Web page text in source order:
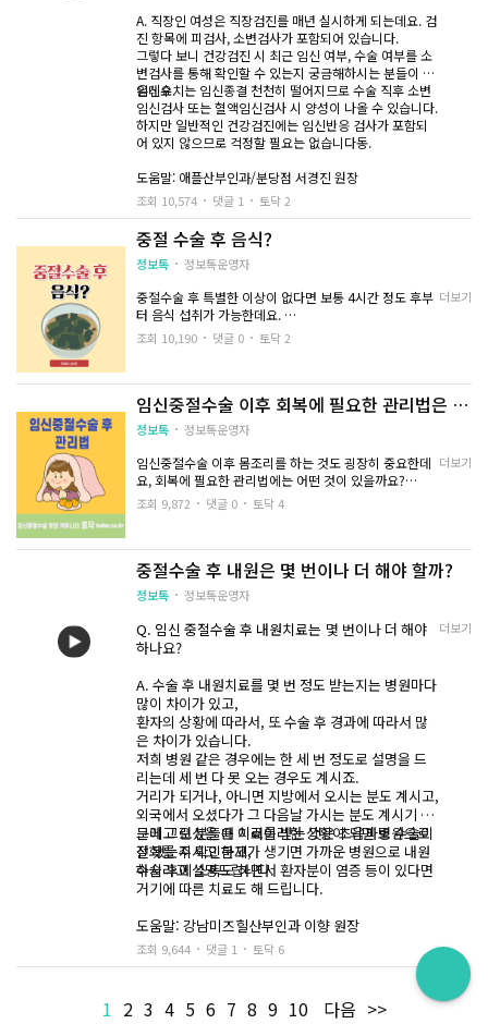
- 최소 2주 이상 질 분비물이 나오는 때에는 성관계를 해
선 안 됩니다.
- 생리는 6~8주 이내로 합니다.
4. 응급 상황
- 질 출혈이 두 시간 연속 한 시간 2개 이상 대형패드가 적
셔졌을 때
- 진통제 복용을 해도 쥐어짜는 통증이 계속될 때
- 고열이 있을 때
- 악취나는 분비물
낙태수술 후 위와 같은 상황이 있다면 다시 의료기관을 방
문해보셔야 합니다.
또한 초음파상 자궁내막에 반흔이 보인다 하더라도 이 자
체가 유산이나 임신 과거력 유무를 구분 지을 수는 없습니
다.
초음파상으로는 낙태 횟수 또한 알 수 없습니다.
하지만 산부인과 진찰 시 의사에게 말씀을 해주셔야 진찰
에 도움이 될 수 있습니다.
병원에서는 환자 본인의 동의 없이는 타인에게 알려주지
않으니 그 부분에 대한 걱정은 안 하셔도 될 거 같습니다.
A. 직장인 여성은 직장검진를 매년 실시하게 되는데요. 검
진 항목에 피검사, 소변검사가 포함되어 있습니다.
그렇다 보니 건강검진 시 최근 임신 여부, 수술 여부를 소
변검사를 통해 확인할 수 있는지 궁금해하시는 분들이 많
은데요.
임신수치는 임신종결 천천히 떨어지므로 수술 직후 소변
임신검사 또는 혈액임신검사 시 양성이 나올 수 있습니다.
하지만 일반적인 건강검진에는 임신반응 검사가 포함되
어 있지 않으므로 걱정할 필요는 없습니다동.
도움말: 애플산부인과/분당점 서경진 원장
조회 10,574 댓글 1 토닥 2
중절 수술 후 음식?
정보톡 정보톡운영자
중절수술 후 특별한 이상이 없다면 보통 4시간 정도 후부
터 음식 섭취가 가능한데요.
첫 식사는 부드러운 죽이 좋으며, 그다음부터 위장에 문제
가 없다면 일반식으로 드셔주면 됩니다.
중절 수술도 산후조리와 마찬가지로 풍부한 단백질 섭취
를 하시는 게 좋습니다.
미역과 같은 해조류나 어죽과 같은 음식을 드시는 게 좋습
니다.
인스턴트식품이나 고칼로리 음식은 안 먹는 것이 좋고, 몸
을 회복하기 위해서 특별한 음식보다는
골고루 드시는 것이 좋습니다. 만약 구토 증상이 있다면
증상이 완화할 때까지 금식을 하면서
또, 중절수술 후에는 항생제 처방을 받게 되는데 이때 복
부 팽만감이 들고 속이 더부룩하거나
삼가도록 합니다.
더보기
조회 10,190 댓글 0 토닥 2
임신중절수술 이후 회복에 필요한 관리법은 어
떤 것이 있을까요?
정보톡 정보톡운영자
임신중절수술 이후 몸조리를 하는 것도 굉장히 중요한데
요, 회복에 필요한 관리법에는 어떤 것이 있을까요?
1. 단백질(소고기, 전복 등) 위주의 음식 섭취하기
2. 미역 등의 해조류를 충분히 섭취하기
4. 수술부위 염증을 유발할 수 있는 탕목욕은 1개월 정도
피하기
5. 찬물이나 차가운 바람에 직접적으로 노출되지 않기
6. 관절에 무리가 될 수 있는 격한 운동이나 활동 삼가하
7. 유산 후 자궁의 충분한 회복을 위하여 3개월간 피임하
기
더보기
조회 9,872 댓글 0 토닥 4
중절수술 후 내원은 몇 번이나 더 해야 할까?
정보톡 정보톡운영자
Q. 임신 중절수술 후 내원치료는 몇 번이나 더 해야
하나요?
A. 수술 후 내원치료를 몇 번 정도 받는지는 병원마다
많이 차이가 있고,
환자의 상황에 따라서, 또 수술 후 경과에 따라서 많
은 차이가 있습니다.
저희 병원 같은 경우에는 한 세 번 정도로 설명을 드
리는데 세 번 다 못 오는 경우도 계시죠.
거리가 되거나, 아니면 지방에서 오시는 분도 계시고,
외국에서 오셨다가 그 다음날 가시는 분도 계시기 때
문에 그런 분들은 이러이러한 상황이 되면 병원으로
전화를 주시고 문제가 생기면 가까운 병원으로 내원
하시라고 설명드립니다.
그리고 오셨을 때 치료를 받는 것은 초음파로 수술이
잘 됐는지 확인하고,
수술 후에 소독도 하면서 환자분이 염증 등이 있다면
거기에 따른 치료도 해 드립니다.
도움말: 강남미즈힐산부인과 이향 원장
더보기
조회 9,644 댓글 1 토닥 6
1 2 3 4 5 6 7 8 9 10 다음 >>